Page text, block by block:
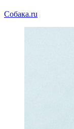
Собака.ru